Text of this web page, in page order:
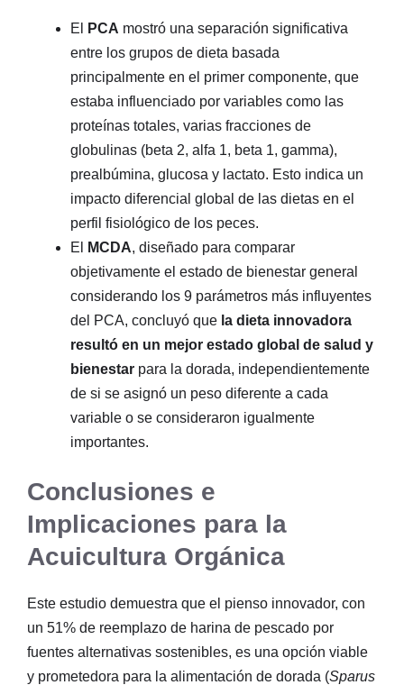
El PCA mostró una separación significativa
entre los grupos de dieta basada
principalmente en el primer componente, que
estaba influenciado por variables como las
proteínas totales, varias fracciones de
globulinas (beta 2, alfa 1, beta 1, gamma),
prealbúmina, glucosa y lactato. Esto indica un
impacto diferencial global de las dietas en el
perfil fisiológico de los peces.
El
MCDA, diseñado para comparar
objetivamente el estado de bienestar general
considerando los 9 parámetros más influyentes
del PCA, concluyó que la dieta innovadora
resultó en un mejor estado global de salud y
bienestar para la dorada, independientemente
de si se asignó un peso diferente a cada
variable o se consideraron igualmente
importantes.
Conclusiones e
Implicaciones para la
Acuicultura Orgánica
Este estudio demuestra que el pienso innovador, con
un 51% de reemplazo de harina de pescado por
fuentes alternativas sostenibles, es una opción viable
y prometedora para la alimentación de dorada (Sparus